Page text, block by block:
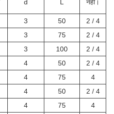
d
L
नहीं।
3 50
2 / 4
3 75
2 / 4
3 100
2 / 4
4 50
2 / 4
4 75
4
4 50
2 / 4
4 75
4